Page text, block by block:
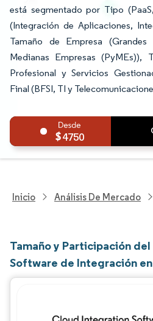
está segmentado por Tipo
(Integración de Aplicaciones,
Tamaño de Empresa
Medianas Empresas (PyMEs)),
Profesional y Servicios
Final (BFSI, TI y
4750
Inicio Análisis De Mercado
Tamaño y Participación
Software de Integración